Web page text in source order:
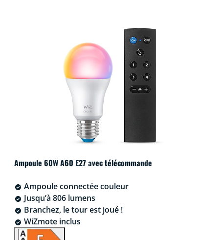
Ampoule 60W A60 E27 avec télécommande
Ampoule connectée couleur
Jusqu’à 806 lumens
Branchez, le tour est joué !
WiZmote inclus